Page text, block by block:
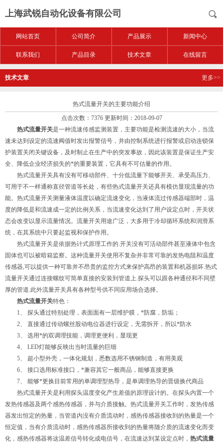
上海武锐自动化设备有限公司
网站首页 公司简介 产品展示 新闻中心
联系我们 产品目录 技术文章 在线留言
技术文章 更多>>
热式流量开关的主要功能介绍
点击次数：7376 更新时间：2018-09-07
热式流量开关是一种流速传感监测装置，主要功能是检测流速的大小，当流
速未达到设定的流速阀值时发出报警信号，并由控制系统进行报警或启动连锁保
护装置关闭关键设备，及时制止在生产中的突发事故，因此该装置是保证生产安
全、降低企业经济损失的*的重要装置，它具有不可估量的作用。
热式流量开关具有没有可移动部件、十分低流量下能够开关、承受高压力、
可用于不一样通称直径管道等长处，有些热式流量开关还具有模仿显现流量的功
能。热式流量开关测量液体温度以确定流速变化，当液体流过传感器端部时，温
度的降低是和流速成一定的比例关系，当流速变化达到了用户设定点时，开关状
态会改变以显示流量情况。流量开关用途广泛，大多用于冷却循环系统和润滑系
统，在其系统中只要起监视和保护作用。
热式流量开关是依据热计式原理工作的.开关没有可活动部件甚至液体中包含
固体也可以被暗箱监察。这种流量开关使用不复杂并非常可靠的发热电阻和温度
传感器,可以提供一种可靠并不昂贵的监控方式来保护高昂的装置和机器损坏.热式
流量开关通过连接螺纹可简单直接的安装到管道上.探头可以跟各种通径和不同壁
厚的管道.此外流量开关具有各种型号供不同应用场合选择。
热式流量开关特色：
1、 探头通过特别处理，表面面有一层维护膜，*防腐，防垢；
2、 直接通过传动螺丝股动电位器进行设定，无需拆开，所以*防水
3、 选用*的双调理技能，调理更便利，显现更
4、 LED灯能够反映出当时流量的巨细
5、 超小型外壳，一体化规划，悉数选用不锈钢制造，有用美观
6、 接口选用标准接口，*兼容其它一般商品，能够直接更换
7、 能够*更换目前常用的单调理型热导，是单调理热导的晋级换代商品
热式流量开关是利用探头温度变化产生差值的原理设计的。在探头内置一个
发热传感器及两个感热传感器，并与介质接触。热式流量开关工作时，发热传感
器发出恒定的热量，当管道内没有介质流动时，感热传感器接收到的热量是一个
恒定值，当有介质流动时，感热传感器所接收到的热量将随介质的流速变化而变
化，感热传感器将这温差信号转化成电信号，在流速达到某设定点时， 热式流量